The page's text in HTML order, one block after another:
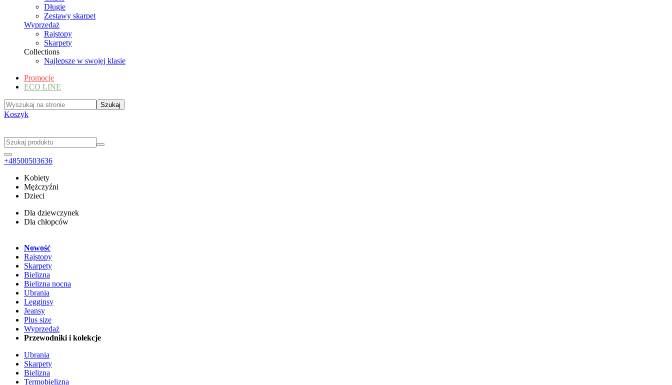
Długie
Zestawy skarpet
Wyprzedaż
Rajstopy
Skarpety
Collections
Najlepsze w swojej klasie
Promocje
ECO LINE
Koszyk
+48500503636
Kobiety
Mężczyźni
Dzieci
Dla dziewczynek
Dla chłopców
Nowość
Rajstopy
Skarpety
Bielizna
Bielizna nocna
Ubrania
Legginsy
Jeansy
Plus size
Wyprzedaż
Przewodniki i kolekcje
Ubrania
Skarpety
Bielizna
Termobielizna